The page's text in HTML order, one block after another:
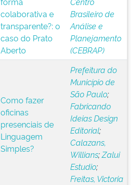
colaborativa e
transparente?: o
caso do Prato
Aberto
Brasileiro de
Análise e
Planejamento
(CEBRAP)
Como fazer
oficinas
presenciais de
Linguagem
Simples?
Prefeitura do
Município de
São Paulo;
Fabricando
Ideias Design
Editorial;
Calazans,
Willians;Zalui
Estudio;
Freitas, Victoria